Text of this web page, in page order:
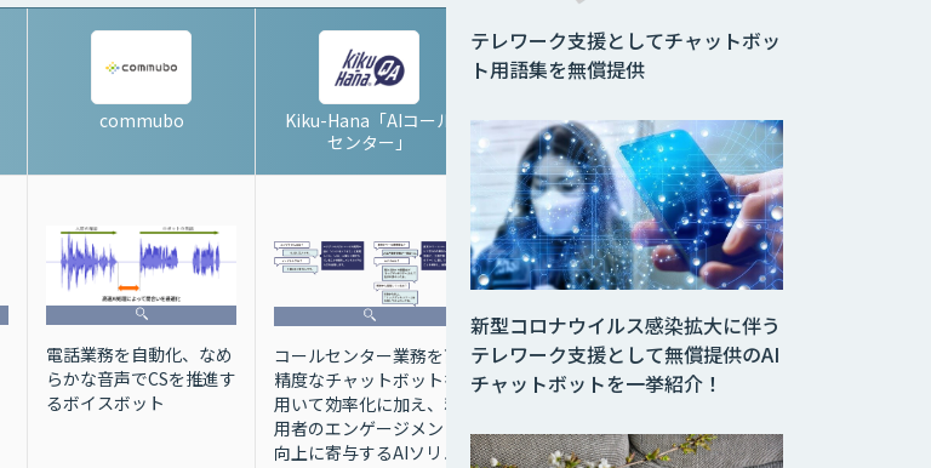
commubo
Kiku-Hana「AIコール
センター」
PKSHA AI Helpdesk for
MS Teams
電話業務を自動化、なめ
らかな音声でCSを推進す
るボイスボット
コールセンター業務を高
精度なチャットボットを
用いて効率化に加え、利
用者のエンゲージメント
向上に寄与するAIソリュ
FAQ自動生成機能とAI対
話エンジンを搭載した、
ス
新型コロナウイルス感染拡大に伴う
テレワーク支援として無償提供のAI
チャットボットを一挙紹介！
テレワーク支援としてチャットボッ
ト用語集を無償提供